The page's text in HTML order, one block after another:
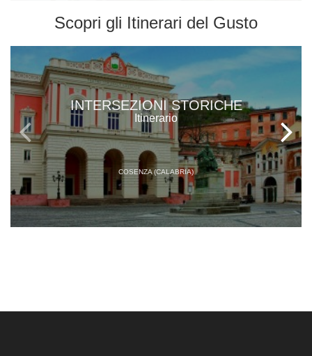
Scopri gli Itinerari del Gusto
INTERSEZIONI STORICHE
Itinerario
COSENZA (CALABRIA)